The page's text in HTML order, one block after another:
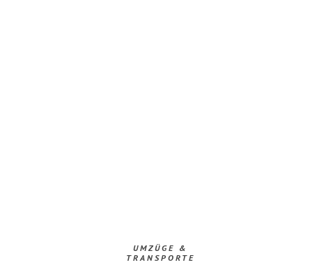
UMZÜGE &
TRANSPORTE